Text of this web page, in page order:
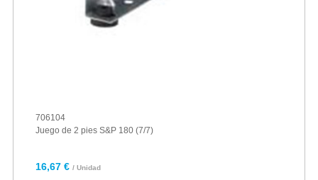
706104
Juego de 2 pies S&P 180 (7/7)
16,67 € / Unidad